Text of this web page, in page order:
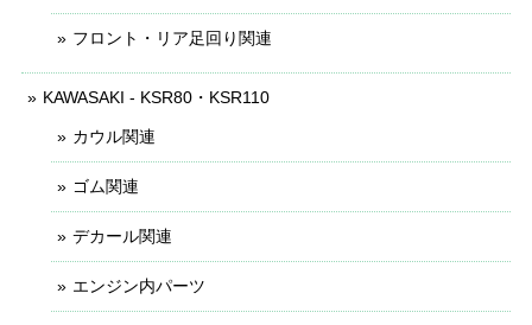
フロント・リア足回り関連
KAWASAKI - KSR80・KSR110
カウル関連
ゴム関連
デカール関連
エンジン内パーツ